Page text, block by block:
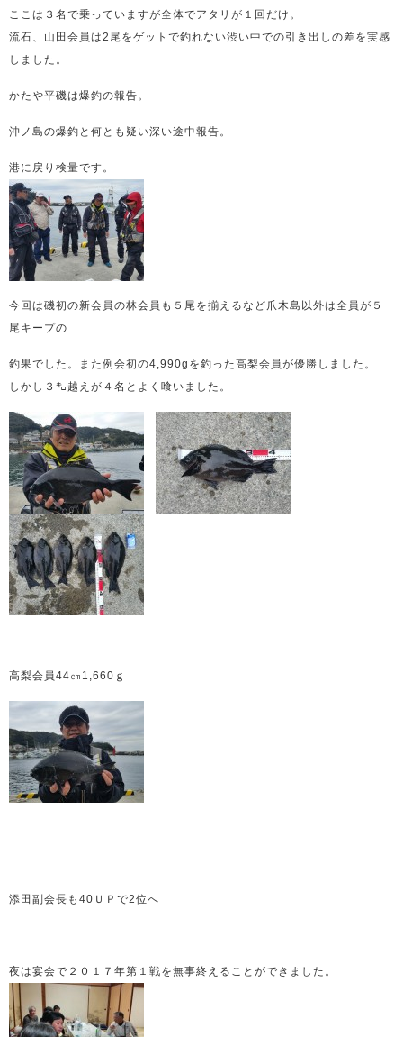
ここは３名で乗っていますが全体でアタリが１回だけ。
流石、山田会員は2尾をゲットで釣れない渋い中での引き出しの差を実感
しました。
かたや平磯は爆釣の報告。
沖ノ島の爆釣と何とも疑い深い途中報告。
港に戻り検量です。
今回は磯初の新会員の林会員も５尾を揃えるなど爪木島以外は全員が５
尾キープの
釣果でした。また例会初の4,990gを釣った高梨会員が優勝しました。
しかし３㌔越えが４名とよく喰いました。
高梨会員44㎝1,660ｇ
添田副会長も40ＵＰで2位へ
夜は宴会で２０１７年第１戦を無事終えることができました。